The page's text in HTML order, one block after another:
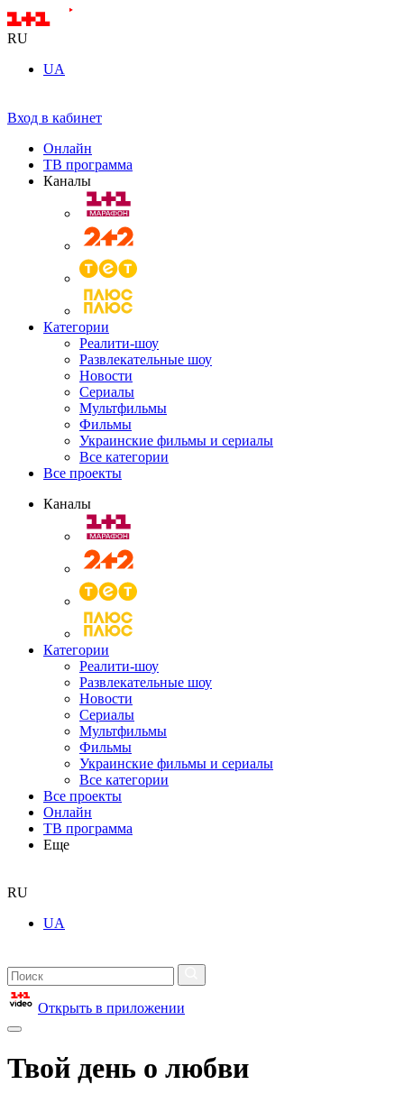
RU
UA
Вход в кабинет
Онлайн
ТВ программа
Каналы
Категории
Реалити-шоу
Развлекательные шоу
Новости
Сериалы
Мультфильмы
Фильмы
Украинские фильмы и сериалы
Все категории
Все проекты
Каналы
Категории
Реалити-шоу
Развлекательные шоу
Новости
Сериалы
Мультфильмы
Фильмы
Украинские фильмы и сериалы
Все категории
Все проекты
Онлайн
ТВ программа
Еще
RU
UA
Открыть в приложении
Твой день о любви